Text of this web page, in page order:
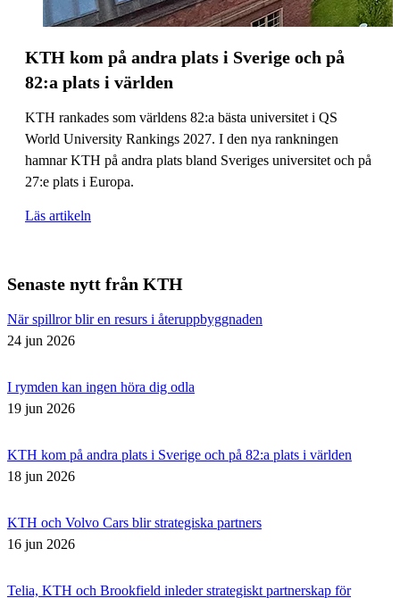
KTH kom på andra plats i Sverige och på
82:a plats i världen
KTH rankades som världens 82:a bästa universitet i QS
World University Rankings 2027. I den nya rankningen
hamnar KTH på andra plats bland Sveriges universitet och på
27:e plats i Europa.
Läs artikeln
Senaste nytt från KTH
När spillror blir en resurs i återuppbyggnaden
24 jun 2026
I rymden kan ingen höra dig odla
19 jun 2026
KTH kom på andra plats i Sverige och på 82:a plats i världen
18 jun 2026
KTH och Volvo Cars blir strategiska partners
16 jun 2026
Telia, KTH och Brookfield inleder strategiskt partnerskap för